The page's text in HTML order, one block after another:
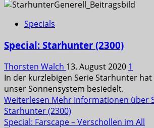
Specials
Special: Starhunter (2300)
Thorsten Walch 13. August 2020 1
In der kurzlebigen Serie Starhunter
unser Sonnensystem besiedelt.
Weiterlesen Mehr Informationen über
Starhunter (2300)
Special: Farscape – Verschollen im All